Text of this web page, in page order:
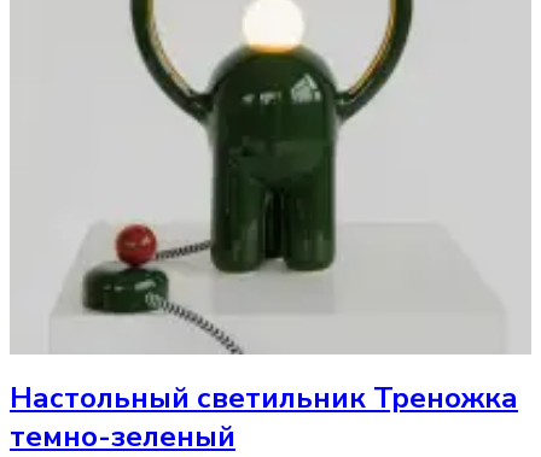
Настольный светильник Треножка
темно-зеленый